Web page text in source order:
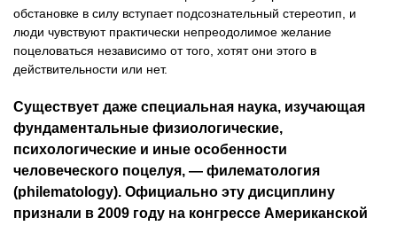
обстановке в силу вступает подсознательный стереотип, и
люди чувствуют практически непреодолимое желание
поцеловаться независимо от того, хотят они этого в
действительности или нет.
Существует даже специальная наука, изучающая
фундаментальные физиологические,
психологические и иные особенности
человеческого поцелуя, — филематология
(philematology). Официально эту дисциплину
признали в 2009 году на конгрессе Американской